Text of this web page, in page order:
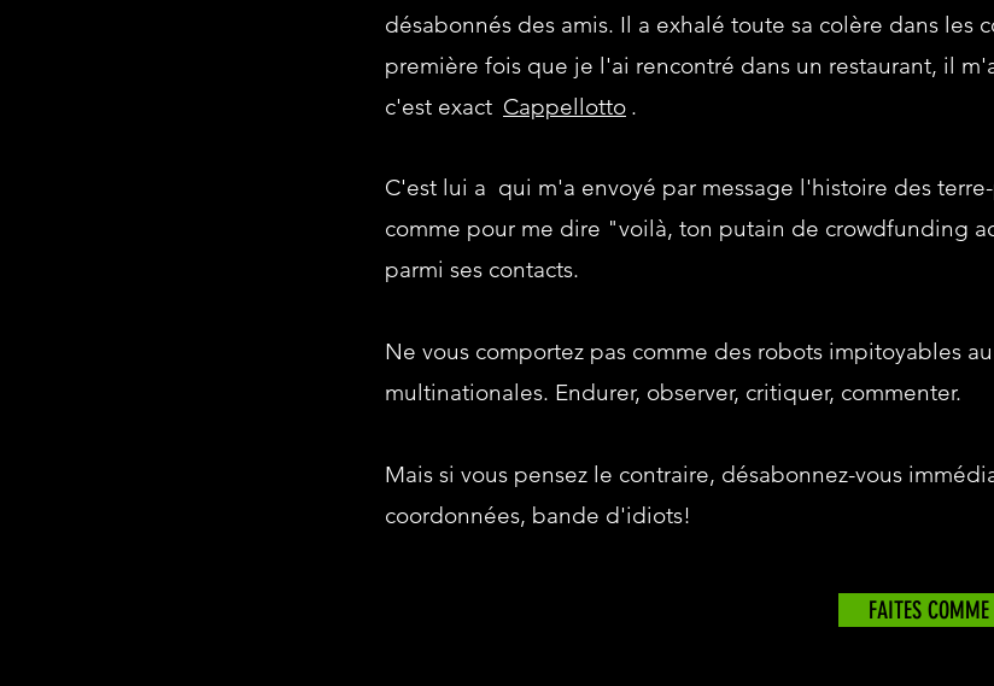
désabonnés des amis. Il a exhalé toute sa colère dans les
première fois que je l'ai rencontré dans un restaurant, il
c'est exact Cappellotto .
C'est lui a qui m'a envoyé par message l'histoire des
comme pour me dire "voilà, ton putain de crowdfunding
parmi ses contacts.
Ne vous comportez pas comme des robots impitoyables
multinationales. Endurer, observer, critiquer, commenter.
Mais si vous pensez le contraire, désabonnez-vous
coordonnées, bande d'idiots!
FAITES